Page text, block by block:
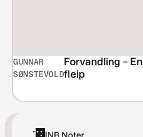
GUNNAR
SØNSTEVOLD
Forvandling – En
fleip